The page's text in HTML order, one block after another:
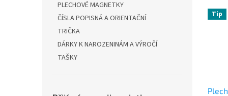
PLECHOVÉ MAGNETKY
ČÍSLA POPISNÁ A ORIENTAČNÍ
TRIČKA
DÁRKY K NAROZENINÁM A VÝROČÍ
TAŠKY
Tip